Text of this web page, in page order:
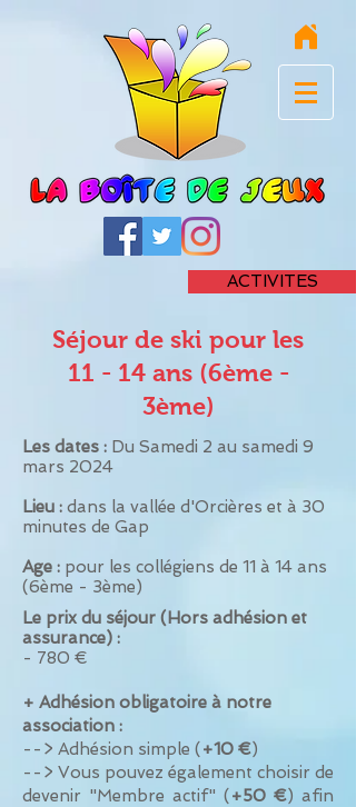
ACTIVITES
Séjour de ski pour les
11 - 14 ans (6ème -
3ème)
Les dates : Du Samedi 2 au samedi 9
mars 2024
Lieu : dans la vallée d'Orcières et à 30
minutes de Gap
Age : pour les collégiens de 11 à 14 ans
(6ème - 3ème)
Le prix du séjour (Hors adhésion et
assurance) :
- 780 €
+ Adhésion obligatoire à notre
association :
--> Adhésion simple (+10 €)
--> Vous pouvez également choisir de
devenir "Membre actif" (+50 €) afin